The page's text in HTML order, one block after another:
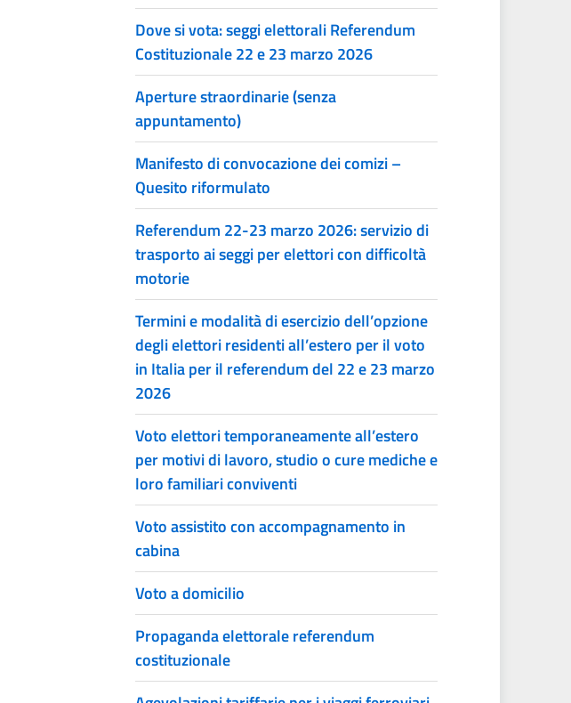
Dove si vota: seggi elettorali Referendum
Costituzionale 22 e 23 marzo 2026
Aperture straordinarie (senza
appuntamento)
Manifesto di convocazione dei comizi –
Quesito riformulato
Referendum 22-23 marzo 2026: servizio di
trasporto ai seggi per elettori con difficoltà
motorie
Termini e modalità di esercizio dell’opzione
degli elettori residenti all’estero per il voto
in Italia per il referendum del 22 e 23 marzo
2026
Voto elettori temporaneamente all’estero
per motivi di lavoro, studio o cure mediche e
loro familiari conviventi
Voto assistito con accompagnamento in
cabina
Voto a domicilio
Propaganda elettorale referendum
costituzionale